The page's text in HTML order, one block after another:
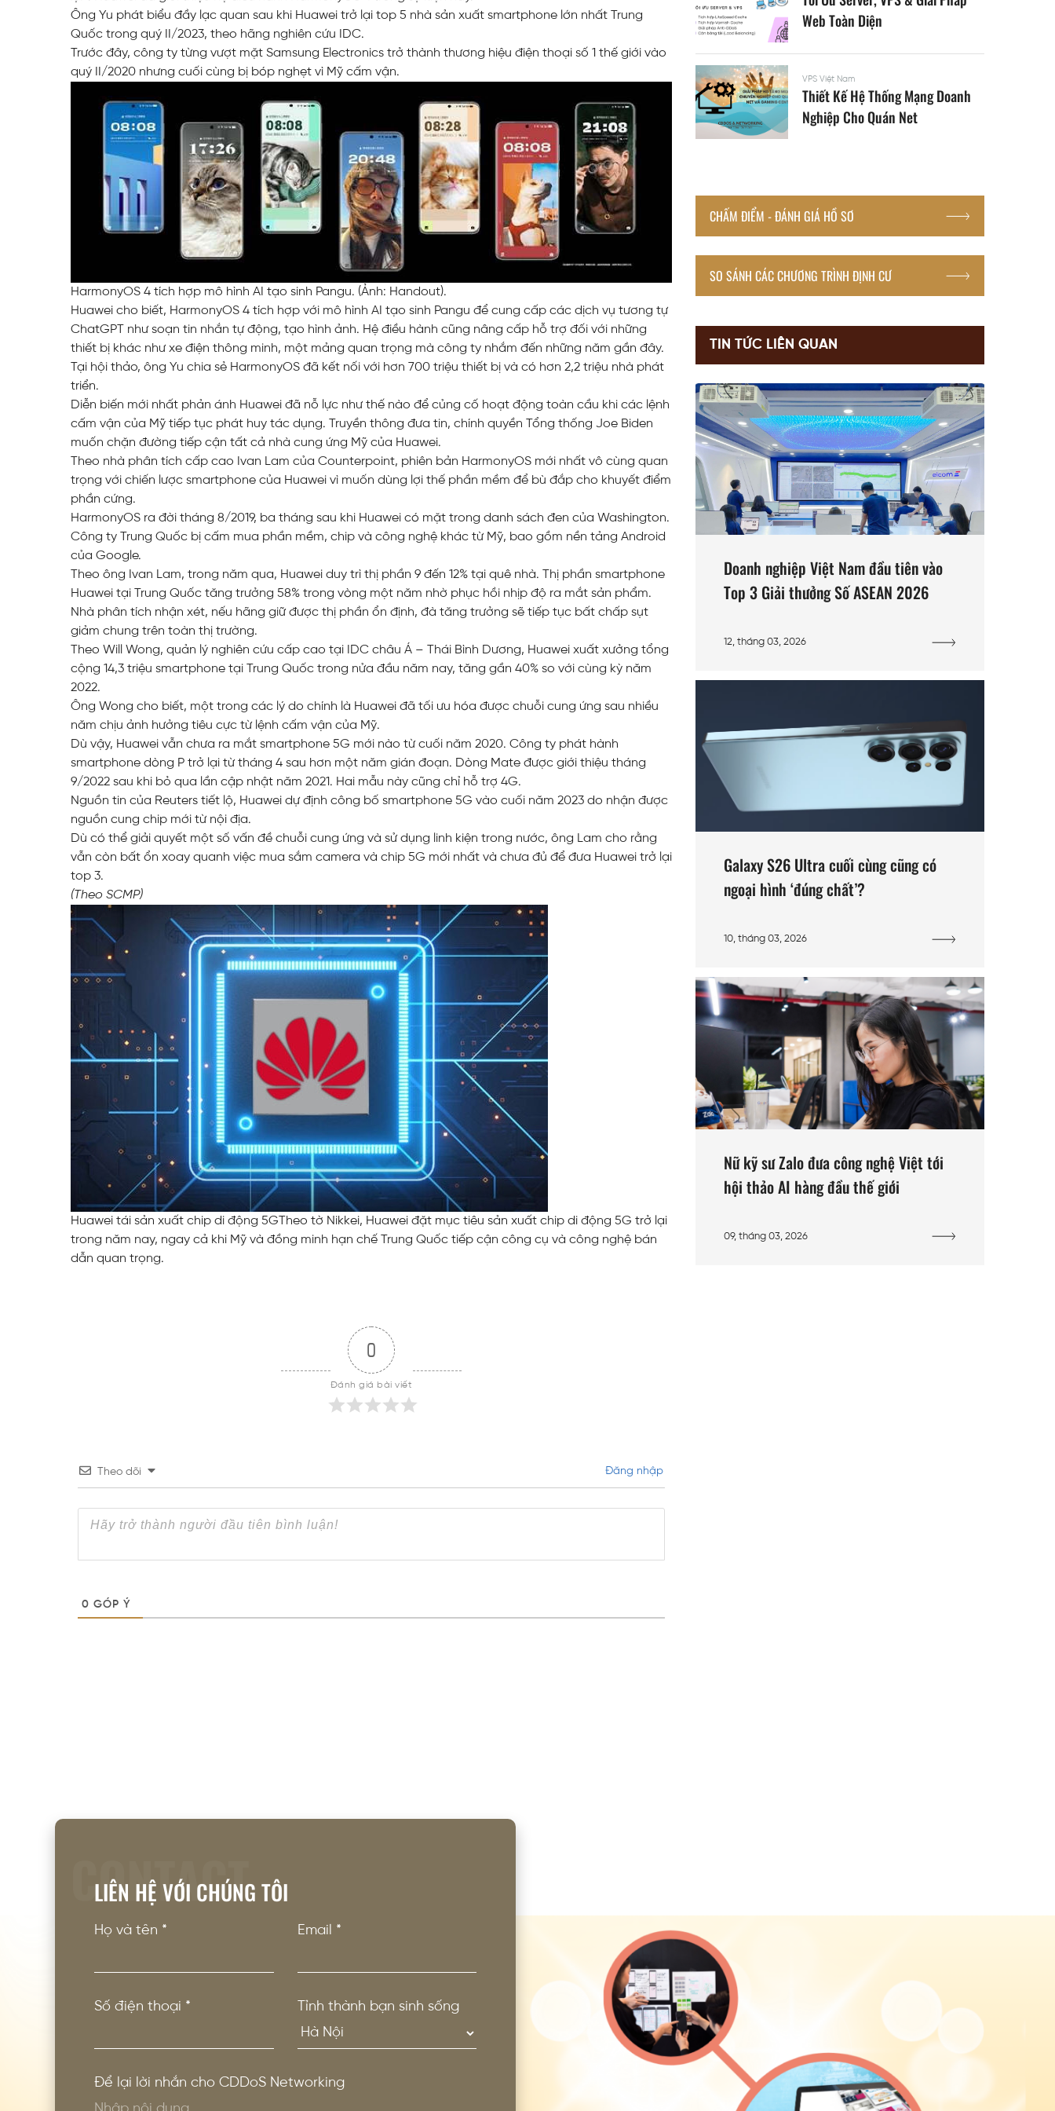
Ông Yu phát biểu đầy lạc quan sau khi Huawei trở lại top 5 nhà sản xuất smartphone lớn nhất Trung
Quốc trong quý II/2023, theo hãng nghiên cứu IDC.
Trước đây, công ty từng vượt mặt Samsung Electronics trở thành thương hiệu điện thoại số 1 thế giới vào
quý II/2020 nhưng cuối cùng bị bóp nghẹt vì Mỹ cấm vận.
HarmonyOS 4 tích hợp mô hình AI tạo sinh Pangu. (Ảnh: Handout).
Huawei cho biết, HarmonyOS 4 tích hợp với mô hình AI tạo sinh Pangu để cung cấp các dịch vụ tương tự
ChatGPT như soạn tin nhắn tự động, tạo hình ảnh. Hệ điều hành cũng nâng cấp hỗ trợ đối với những
thiết bị khác như xe điện thông minh, một mảng quan trọng mà công ty nhắm đến những năm gần đây.
Tại hội thảo, ông Yu chia sẻ HarmonyOS đã kết nối với hơn 700 triệu thiết bị và có hơn 2,2 triệu nhà phát
triển.
Diễn biến mới nhất phản ánh Huawei đã nỗ lực như thế nào để củng cố hoạt động toàn cầu khi các lệnh
cấm vận của Mỹ tiếp tục phát huy tác dụng. Truyền thông đưa tin, chính quyền Tổng thống Joe Biden
muốn chặn đường tiếp cận tất cả nhà cung ứng Mỹ của Huawei.
Theo nhà phân tích cấp cao Ivan Lam của Counterpoint, phiên bản HarmonyOS mới nhất vô cùng quan
trọng với chiến lược smartphone của Huawei vì muốn dùng lợi thế phần mềm để bù đắp cho khuyết điểm
phần cứng.
HarmonyOS ra đời tháng 8/2019, ba tháng sau khi Huawei có mặt trong danh sách đen của Washington.
Công ty Trung Quốc bị cấm mua phần mềm, chip và công nghệ khác từ Mỹ, bao gồm nền tảng Android
của Google.
Theo ông Ivan Lam, trong năm qua, Huawei duy trì thị phần 9 đến 12% tại quê nhà. Thị phần smartphone
Huawei tại Trung Quốc tăng trưởng 58% trong vòng một năm nhờ phục hồi nhịp độ ra mắt sản phẩm.
Nhà phân tích nhận xét, nếu hãng giữ được thị phần ổn định, đà tăng trưởng sẽ tiếp tục bất chấp sụt
giảm chung trên toàn thị trường.
Theo Will Wong, quản lý nghiên cứu cấp cao tại IDC châu Á – Thái Bình Dương, Huawei xuất xưởng tổng
cộng 14,3 triệu smartphone tại Trung Quốc trong nửa đầu năm nay, tăng gần 40% so với cùng kỳ năm
2022.
Ông Wong cho biết, một trong các lý do chính là Huawei đã tối ưu hóa được chuỗi cung ứng sau nhiều
năm chịu ảnh hưởng tiêu cực từ lệnh cấm vận của Mỹ.
Dù vậy, Huawei vẫn chưa ra mắt smartphone 5G mới nào từ cuối năm 2020. Công ty phát hành
smartphone dòng P trở lại từ tháng 4 sau hơn một năm gián đoạn. Dòng Mate được giới thiệu tháng
9/2022 sau khi bỏ qua lần cập nhật năm 2021. Hai mẫu này cũng chỉ hỗ trợ 4G.
Nguồn tin của Reuters tiết lộ, Huawei dự định công bố smartphone 5G vào cuối năm 2023 do nhận được
nguồn cung chip mới từ nội địa.
Dù có thể giải quyết một số vấn đề chuỗi cung ứng và sử dụng linh kiện trong nước, ông Lam cho rằng
vẫn còn bất ổn xoay quanh việc mua sắm camera và chip 5G mới nhất và chưa đủ để đưa Huawei trở lại
top 3.
(Theo SCMP)
Huawei tái sản xuất chip di động 5GTheo tờ Nikkei, Huawei đặt mục tiêu sản xuất chip di động 5G trở lại
trong năm nay, ngay cả khi Mỹ và đồng minh hạn chế Trung Quốc tiếp cận công cụ và công nghệ bán
dẫn quan trọng.
0
Đánh giá bài viết
Theo dõi Đăng nhập
0 GÓP Ý
Web Toàn Diện
VPS Việt Nam
Thiết Kế Hệ Thống Mạng Doanh
Nghiệp Cho Quán Net
Web Toàn Diện
Nghiệp Cho Quán Net
Web Toàn Diện
VPS Việt Nam
Thiết Kế Hệ Thống Mạng Doanh
Nghiệp Cho Quán Net
CHẤM ĐIỂM - ĐÁNH GIÁ HỒ SƠ
SO SÁNH CÁC CHƯƠNG TRÌNH ĐỊNH CƯ
TIN TỨC LIÊN QUAN
Doanh nghiệp Việt Nam đầu tiên vào
Top 3 Giải thưởng Số ASEAN 2026
12, tháng 03, 2026
Galaxy S26 Ultra cuối cùng cũng có
ngoại hình ‘đúng chất’?
10, tháng 03, 2026
Nữ kỹ sư Zalo đưa công nghệ Việt tới
hội thảo AI hàng đầu thế giới
09, tháng 03, 2026
CONTACT
LIÊN HỆ VỚI CHÚNG TÔI
Họ và tên * Email *
Số điện thoại * Tỉnh thành bạn sinh sống
Để lại lời nhắn cho CDDoS Networking